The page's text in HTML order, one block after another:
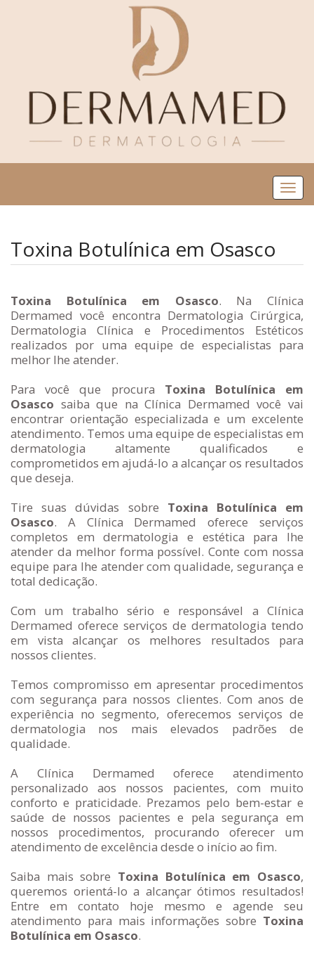
Toxina Botulínica em Osasco
Toxina Botulínica em Osasco. Na Clínica
Dermamed você encontra Dermatologia Cirúrgica,
Dermatologia Clínica e Procedimentos Estéticos
realizados por uma equipe de especialistas para
melhor lhe atender.
Para você que procura Toxina Botulínica em
Osasco saiba que na Clínica Dermamed você vai
encontrar orientação especializada e um excelente
atendimento. Temos uma equipe de especialistas em
dermatologia altamente qualificados e
comprometidos em ajudá-lo a alcançar os resultados
que deseja.
Tire suas dúvidas sobre Toxina Botulínica em
Osasco. A Clínica Dermamed oferece serviços
completos em dermatologia e estética para lhe
atender da melhor forma possível. Conte com nossa
equipe para lhe atender com qualidade, segurança e
total dedicação.
Com um trabalho sério e responsável a Clínica
Dermamed oferece serviços de dermatologia tendo
em vista alcançar os melhores resultados para
nossos clientes.
Temos compromisso em apresentar procedimentos
com segurança para nossos clientes. Com anos de
experiência no segmento, oferecemos serviços de
dermatologia nos mais elevados padrões de
qualidade.
A Clínica Dermamed oferece atendimento
personalizado aos nossos pacientes, com muito
conforto e praticidade. Prezamos pelo bem-estar e
saúde de nossos pacientes e pela segurança em
nossos procedimentos, procurando oferecer um
atendimento de excelência desde o início ao fim.
Saiba mais sobre Toxina Botulínica em Osasco,
queremos orientá-lo a alcançar ótimos resultados!
Entre em contato hoje mesmo e agende seu
atendimento para mais informações sobre Toxina
Botulínica em Osasco.